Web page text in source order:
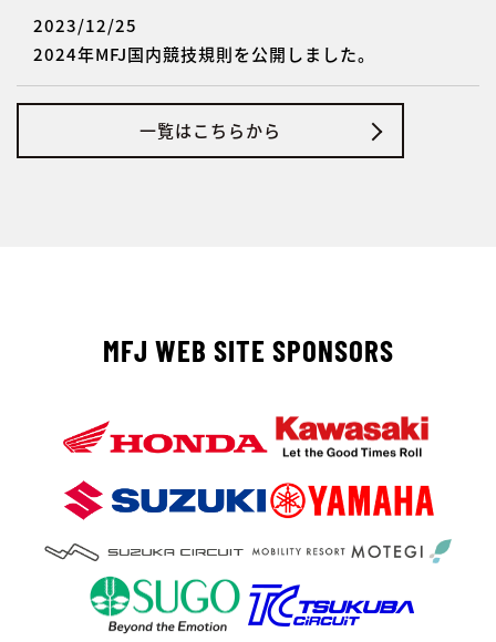
2023/12/25
2024年MFJ国内競技規則を公開しました。
一覧はこちらから
MFJ WEB SITE SPONSORS